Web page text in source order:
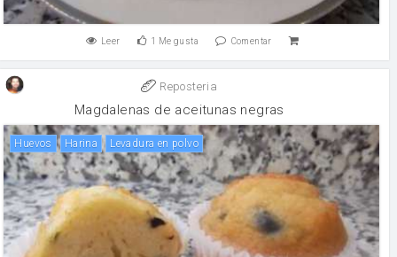
Leer 1 Me gusta Comentar
Reposteria
Magdalenas de aceitunas negras
huevos harina levadura en polvo